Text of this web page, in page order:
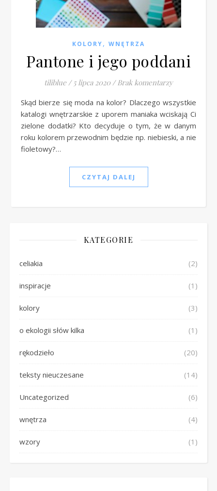
KOLORY, WNĘTRZA
Pantone i jego poddani
tiliblue / 5 lipca 2020 / Brak komentarzy
Skąd bierze się moda na kolor? Dlaczego wszystkie
katalogi wnętrzarskie z uporem maniaka wciskają Ci
zielone dodatki? Kto decyduje o tym, że w danym
roku kolorem przewodnim będzie np. niebieski, a nie
fioletowy?…
CZYTAJ DALEJ
KATEGORIE
celiakia (2)
inspiracje (1)
kolory (3)
o ekologii słów kilka (1)
rękodzieło (20)
teksty nieuczesane (14)
Uncategorized (6)
wnętrza (4)
wzory (1)